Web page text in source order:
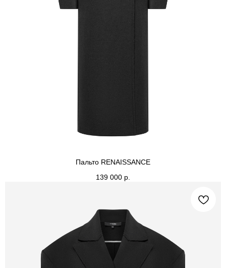
Пальто RENAISSANCE
139 000 р.